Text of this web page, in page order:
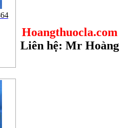
Hoangthuocla.com
Liên hệ: Mr Hoàng